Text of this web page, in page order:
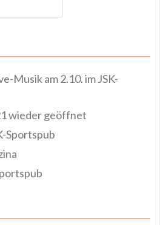
Musik am 2.10. im JSK-
wieder geöffnet
Sportspub